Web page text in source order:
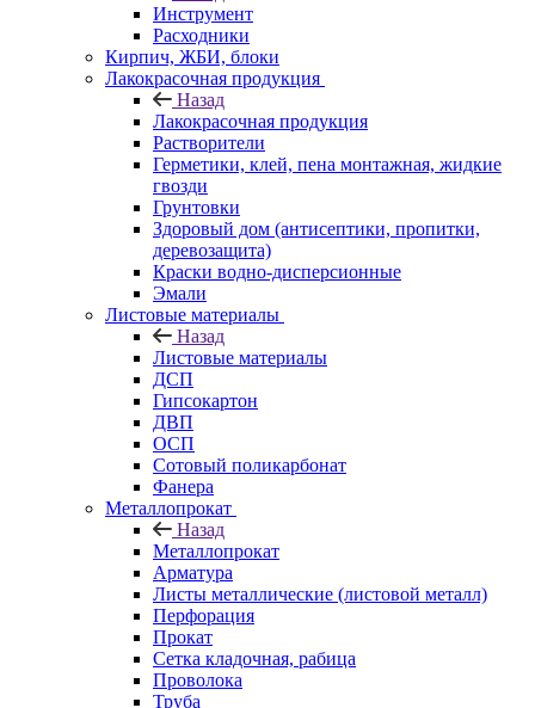
Инструмент
Расходники
Кирпич, ЖБИ, блоки
Лакокрасочная продукция
Назад
Лакокрасочная продукция
Растворители
Герметики, клей, пена монтажная, жидкие
гвозди
Грунтовки
Здоровый дом (антисептики, пропитки,
деревозащита)
Краски водно-дисперсионные
Эмали
Листовые материалы
Назад
Листовые материалы
ДСП
Гипсокартон
ДВП
ОСП
Сотовый поликарбонат
Фанера
Металлопрокат
Назад
Металлопрокат
Арматура
Листы металлические (листовой металл)
Перфорация
Прокат
Сетка кладочная, рабица
Проволока
Труба